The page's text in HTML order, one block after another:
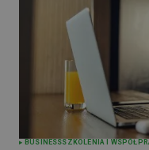
BUSINESSSZKOLENIA I